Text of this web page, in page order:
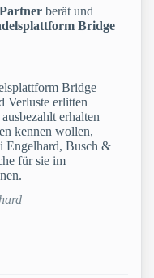
berät und
Bridge
Bridge
Verluste erlitten
erhalten
kennen wollen,
Engelhard, Busch &
für sie im